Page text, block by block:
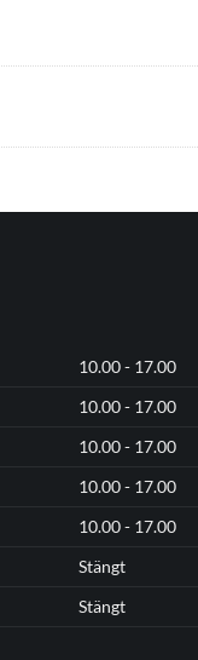
10.00 - 17.00
10.00 - 17.00
10.00 - 17.00
10.00 - 17.00
10.00 - 17.00
Stängt
Stängt